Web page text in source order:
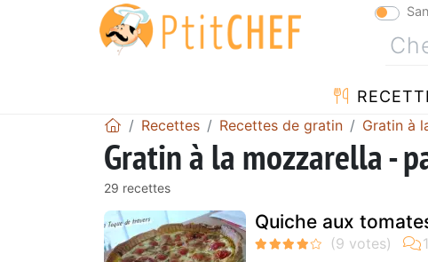
Recettes Recettes de gratin Gratin à
Gratin à la mozzarella -
29 recettes
Quiche aux